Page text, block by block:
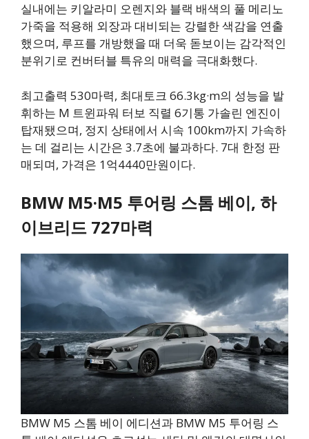
실내에는 키알라미 오렌지와 블랙 배색의 풀 메리노
가죽을 적용해 외장과 대비되는 강렬한 색감을 연출
했으며, 루프를 개방했을 때 더욱 돋보이는 감각적인
분위기로 컨버터블 특유의 매력을 극대화했다.
최고출력 530마력, 최대토크 66.3kg·m의 성능을 발
휘하는 M 트윈파워 터보 직렬 6기통 가솔린 엔진이
탑재됐으며, 정지 상태에서 시속 100km까지 가속하
는 데 걸리는 시간은 3.7초에 불과하다. 7대 한정 판
매되며, 가격은 1억4440만원이다.
BMW M5·M5 투어링 스톰 베이, 하
이브리드 727마력
BMW M5 스톰 베이 에디션과 BMW M5 투어링 스